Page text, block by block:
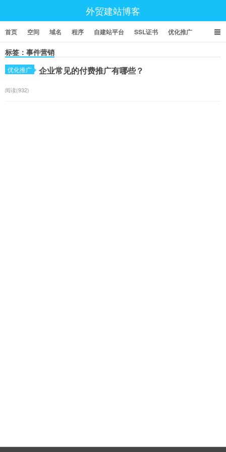
外贸建站博客
首页 空间 域名 程序 自建站平台 SSL证书 优化推广
标签：事件营销
优化推广 企业常见的付费推广有哪些？
阅读(932)